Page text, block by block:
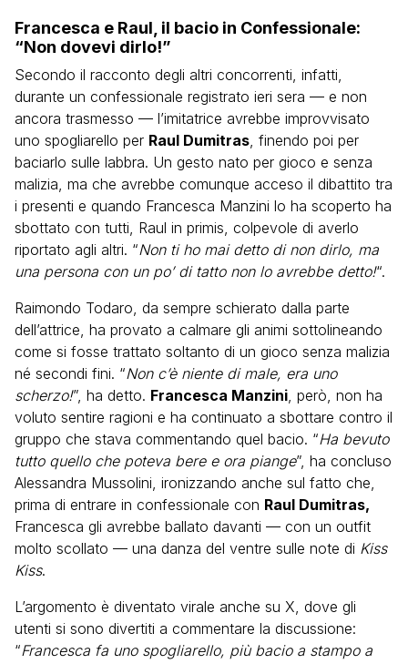
Francesca e Raul, il bacio in Confessionale:
“Non dovevi dirlo!”
Secondo il racconto degli altri concorrenti, infatti,
durante un confessionale registrato ieri sera — e non
ancora trasmesso — l’imitatrice avrebbe improvvisato
uno spogliarello per Raul Dumitras, finendo poi per
baciarlo sulle labbra. Un gesto nato per gioco e senza
malizia, ma che avrebbe comunque acceso il dibattito tra
i presenti e quando Francesca Manzini lo ha scoperto ha
sbottato con tutti, Raul in primis, colpevole di averlo
riportato agli altri. “Non ti ho mai detto di non dirlo, ma
una persona con un po’ di tatto non lo avrebbe detto!“.
Raimondo Todaro, da sempre schierato dalla parte
dell’attrice, ha provato a calmare gli animi sottolineando
come si fosse trattato soltanto di un gioco senza malizia
né secondi fini. “Non c’è niente di male, era uno
scherzo!”, ha detto. Francesca Manzini, però, non ha
voluto sentire ragioni e ha continuato a sbottare contro il
gruppo che stava commentando quel bacio. “Ha bevuto
tutto quello che poteva bere e ora piange”, ha concluso
Alessandra Mussolini, ironizzando anche sul fatto che,
prima di entrare in confessionale con Raul Dumitras,
Francesca gli avrebbe ballato davanti — con un outfit
molto scollato — una danza del ventre sulle note di Kiss
Kiss.
L’argomento è diventato virale anche su X, dove gli
utenti si sono divertiti a commentare la discussione:
“Francesca fa uno spogliarello, più bacio a stampo a